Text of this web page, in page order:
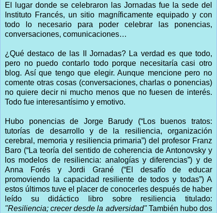
El lugar donde se celebraron las Jornadas fue la sede del
Instituto Francés, un sitio magníficamente equipado y con
todo lo necesario para poder celebrar las ponencias,
conversaciones, comunicaciones…
¿Qué destaco de las II Jornadas? La verdad es que todo,
pero no puedo contarlo todo porque necesitaría casi otro
blog. Así que tengo que elegir. Aunque mencione pero no
comente otras cosas (conversaciones, charlas o ponencias)
no quiere decir ni mucho menos que no fuesen de interés.
Todo fue interesantísimo y emotivo.
Hubo ponencias de Jorge Barudy (“Los buenos tratos:
tutorías de desarrollo y de la resiliencia, organización
cerebral, memoria y resiliencia primaria”) del profesor Franz
Baro (“La teoría del sentido de coherencia de Antonovsky y
los modelos de resiliencia: analogías y diferencias”) y de
Anna Forés y Jordi Grané (“El desafío de educar
promoviendo la capacidad resiliente de todos y todas”) A
estos últimos tuve el placer de conocerles después de haber
leído su didáctico libro sobre resiliencia titulado:
"Resiliencia; crecer desde la adversidad"También hubo dos